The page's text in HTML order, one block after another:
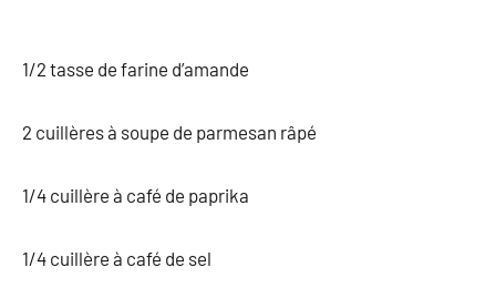
1/2 tasse de farine d’amande
2 cuillères à soupe de parmesan râpé
1/4 cuillère à café de paprika
1/4 cuillère à café de sel